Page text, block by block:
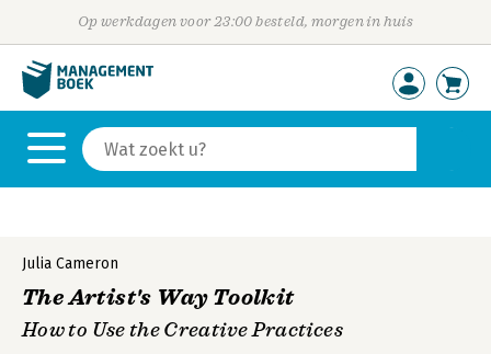
Op werkdagen voor 23:00 besteld, morgen in huis
Julia Cameron
The Artist's Way Toolkit
How to Use the Creative Practices